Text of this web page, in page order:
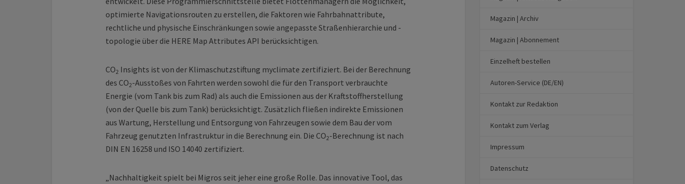
optimierte Navigationsrouten zu erstellen, die Faktoren wie Fahrbahnattribute,
rechtliche und physische Einschränkungen sowie angepasste Straßenhierarchie und -
topologie über die HERE Map Attributes API berücksichtigen.
CO2 Insights ist von der Klimaschutzstiftung myclimate zertifiziert. Bei der Berechnung
des CO2-Ausstoßes von Fahrten werden sowohl die für den Transport verbrauchte
Energie (vom Tank bis zum Rad) als auch die Emissionen aus der Kraftstoffherstellung
(von der Quelle bis zum Tank) berücksichtigt. Zusätzlich fließen indirekte Emissionen
aus Wartung, Herstellung und Entsorgung von Fahrzeugen sowie dem Bau der vom
Fahrzeug genutzten Infrastruktur in die Berechnung ein. Die CO2-Berechnung ist nach
DIN EN 16258 und ISO 14040 zertifiziert.
„Nachhaltigkeit spielt bei Migros seit jeher eine große Rolle. Das innovative Tool, das
Magazin | Archiv
Magazin | Abonnement
Einzelheft bestellen
Autoren-Service (DE/EN)
Kontakt zur Redaktion
Kontakt zum Verlag
Impressum
Datenschutz